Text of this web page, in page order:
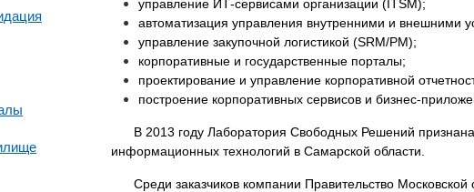
управление ИТ-сервисами организации (ITSM);
автоматизация управления внутренними и внешними
управление закупочной логистикой (SRM/PM);
корпоративные и государственные порталы;
проектирование и управление корпоративной
построение корпоративных сервисов и бизнес-
В 2013 году Лаборатория Свободных Решений
информационных технологий в Самарской области.
Среди заказчиков компании Правительство